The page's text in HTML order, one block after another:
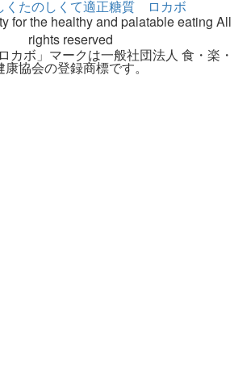
for the healthy and palatable eating All
rights reserved
カボ」マークは一般社団法人 食・楽・
康協会の登録商標です。